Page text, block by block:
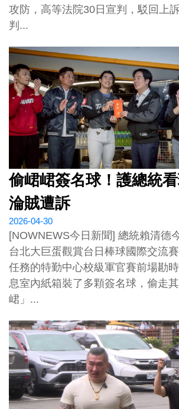
攻防，高等法院30日宣判，駁回上
判...
偷峮峮簽名球！護總統
淪賊遭訴
2026-04-30
[NOWNEWS今日新聞] 總統賴清德
台北大巨蛋觀賞台日棒球國際交流
任務的特勤中心校級軍官賽前場勘
息室內紙箱裝了多顆簽名球，偷走
峮」...